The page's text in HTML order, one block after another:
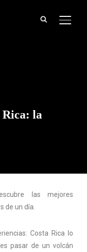
Rica: la
las mejores
de un día.
Costa Rica lo
pasar de un volcán